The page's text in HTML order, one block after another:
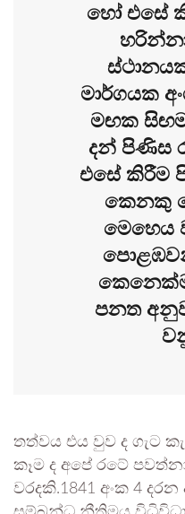
හෝ එසේ
මාර්ගයක
මඟක
දන් පිණිස
එසේ කිරීම
කෙනකු
මෙහෙය
පනත
තත්වය එය වුව ද ගැට
කෑම ද අපේ රටේ
වරදකි.1841 අංක 4